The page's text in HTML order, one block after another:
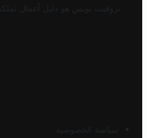
تروفيت تونس هو دليل أعمال
سياسة الخصوصية